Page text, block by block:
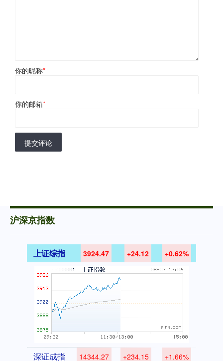
你的昵称*
你的邮箱*
提交评论
沪深京指数
上证综指 3924.47 +24.12 +0.62%
深证成指 14344.27 +234.15 +1.66%